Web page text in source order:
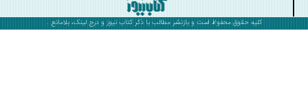
کلیه حقوق محفوظ است و بازنشر مطالب با ذکرکتاب نیوزو درج لینک، بلامانع .